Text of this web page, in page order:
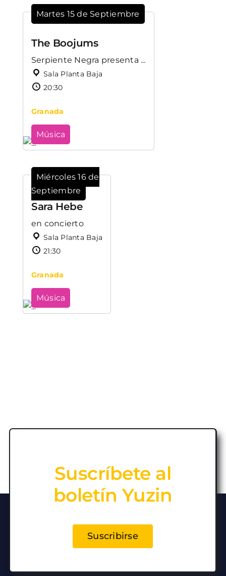
Martes 15 de Septiembre
The Boojums
Serpiente Negra presenta ...
Sala Planta Baja
20:30
Granada
Música
Miércoles 16 de
Septiembre
Sara Hebe
en concierto
Sala Planta Baja
21:30
Granada
Música
Suscríbete al
boletín Yuzin
Suscribirse